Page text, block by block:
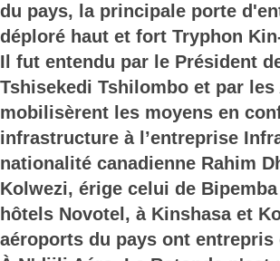
du pays, la principale porte
déploré haut et fort Tryphon
Il fut entendu par le Président
Tshisekedi Tshilombo et par
mobilisèrent les moyens en
infrastructure à l’entreprise
nationalité canadienne Rahim
Kolwezi, érige celui de
hôtels Novotel, à Kinshasa et
aéroports du pays ont